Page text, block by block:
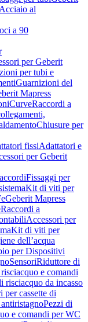
al
a 90
per Geberit
per tubi e
Guarnizioni del
Mapress
CurveRaccordi a
Chiusure per
fissiAdattatori e
per Geberit
Fissaggi per
Kit di viti per
Geberit Mapress
Raccordi a
Accessori per
Kit di viti per
dell’acqua
per Dispositivi
SensoriRiduttore di
e comandi
risciacquo da incasso
per cassette di
Pezzi di
e comandi per WC